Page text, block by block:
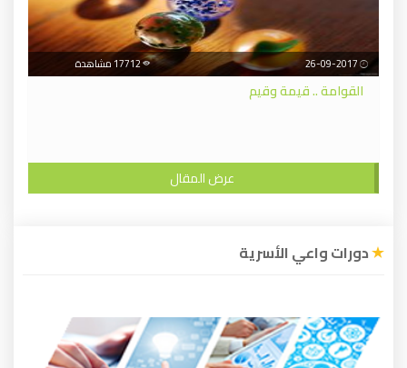
17712 مشاهدة
القوامة .. قيمة وقيم
عرض المقال
دورات واعي الأسرية